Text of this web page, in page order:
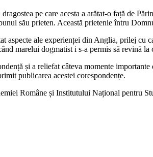
pe care acesta a arătat-o față de
său prieten. Această prietenie întru
ale experienței din Anglia, prilej cu
marelui dogmatist i s-a permis să revină la
și a reliefat câteva momente
publicarea acestei corespondențe.
Române și Institutului Național pentru